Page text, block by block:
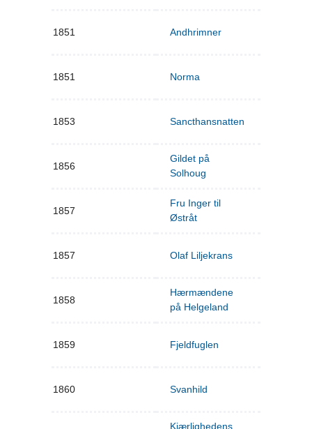
1851 Andhrimner
1851 Norma
1853 Sancthansnatten
1856
Gildet på
Solhoug
1857
Fru Inger til
Østråt
1857 Olaf Liljekrans
1858
Hærmændene
på Helgeland
1859 Fjeldfuglen
1860 Svanhild
Kjærlighedens